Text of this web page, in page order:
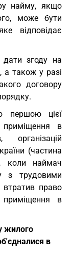
найму, якщо
може бути
відповідає
дати згоду на
а також у разі
договору
першою цієї
в
організацій
(частина
коли наймач
з трудовими
право
в
жилого
в